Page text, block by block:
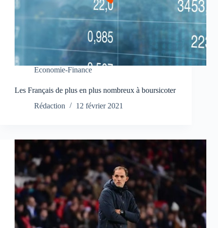
Economie-Finance
Les Français de plus en plus nombreux à boursicoter
Rédaction
12 février 2021